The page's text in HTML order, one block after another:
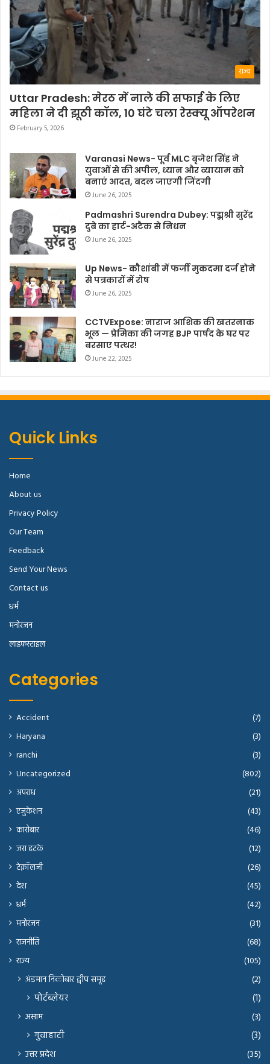
राज्य
Uttar Pradesh: मेरठ में नाले की सफाई के लिए
महिला ने दी झूठी कॉल, 10 घंटे चला रेस्क्यू ऑपरेशन
February 5, 2026
Varanasi News- पूर्व MLC बृजेश सिंह ने
युवाओं से की अपील, ध्यान और व्यायाम को
बनाएं आदत, बदल जाएगी जिंदगी
June 26, 2025
Padmashri Surendra Dubey: पद्मश्री सुरेंद्र
दुबे का हार्ट-अटैक से निधन
June 26, 2025
Up News- कौशांबी में फर्जी मुकदमा दर्ज होने
से पत्रकारों में रोष
June 26, 2025
CCTVExpose: नाराज आशिक की खतरनाक
भूल — प्रेमिका की जगह BJP पार्षद के घर पर
बरसाए पत्थर!
June 22, 2025
Quick Links
Home
About us
Privacy Policy
Our Team
Feedback
Send Your News
Contact us
धर्म
मनोरंजन
लाइफस्टाइल
Categories
Accident
(7)
Haryana
(3)
ranchi
(3)
Uncategorized
(802)
अपराध
(21)
एजुकेशन
(43)
कारोबार
(46)
जरा हटके
(12)
टेक्नॉलजी
(26)
देश
(45)
धर्म
(42)
मनोरंजन
(31)
राजनीति
(68)
राज्य
(105)
अंडमान निकोबार द्वीप समूह (2)
पोर्टब्लेयर (1)
असाम (3)
गुवाहाटी (3)
उत्तर प्रदेश
(35)